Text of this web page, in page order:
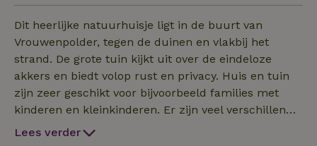
Dit heerlijke natuurhuisje ligt in de buurt van
Vrouwenpolder, tegen de duinen en vlakbij het
strand. De grote tuin kijkt uit over de eindeloze
akkers en biedt volop rust en privacy. Huis en tuin
zijn zeer geschikt voor bijvoorbeeld families met
kinderen en kleinkinderen. Er zijn veel verschillende
plekken waar je kunt zitten of werken, dus het is
Lees verder